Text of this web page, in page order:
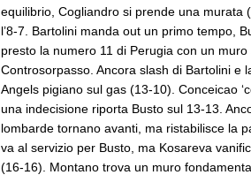
equilibrio, Cogliandro si prende una murata
l’8-7. Bartolini manda out un primo tempo,
presto la numero 11 di Perugia con un muro
Controsorpasso. Ancora slash di Bartolini e
Angels pigiano sul gas (13-10). Conceicao
una indecisione riporta Busto sul 13-13.
lombarde tornano avanti, ma ristabilisce la
va al servizio per Busto, ma Kosareva
(16-16). Montano trova un muro